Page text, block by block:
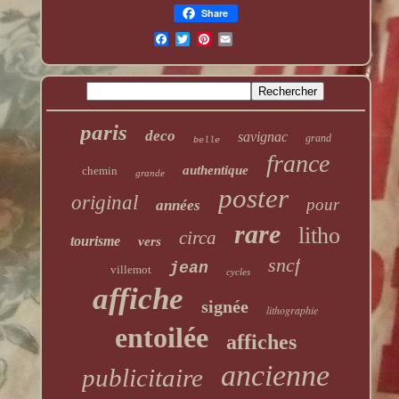
Share
paris deco belle savignac grand
chemin grande authentique france
original années poster pour
tourisme vers circa rare litho
villemot jean cycles sncf
affiche signée lithographie
entoilée affiches
publicitaire ancienne